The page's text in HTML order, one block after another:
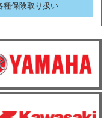
種保険取り扱い